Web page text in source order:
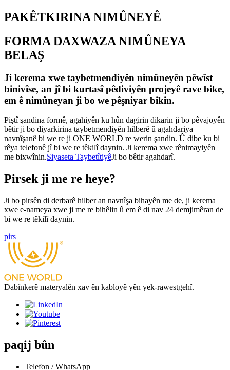
PAKÊTKIRINA NIMÛNEYÊ
FORMA DAXWAZA NIMÛNEYA
BELAŞ
Ji kerema xwe taybetmendiyên nimûneyên pêwîst
binivîse, an jî bi kurtasî pêdiviyên projeyê rave bike,
em ê nimûneyan ji bo we pêşniyar bikin.
Piştî şandina formê, agahiyên ku hûn dagirin dikarin ji bo pêvajoyên
bêtir ji bo diyarkirina taybetmendiyên hilberê û agahdariya
navnîşanê bi we re ji ONE WORLD re werin şandin. Û dibe ku bi
rêya telefonê jî bi we re têkilî daynin. Ji kerema xwe rênimayiyên
me bixwînin.Siyaseta TaybetîtiyêJi bo bêtir agahdarî.
Pirsek ji me re heye?
Ji bo pirsên di derbarê hilber an navnîşa bihayên me de, ji kerema
xwe e-nameya xwe ji me re bihêlin û em ê di nav 24 demjimêran de
bi we re têkilî daynin.
pirs
Dabînkerê materyalên xav ên kabloyê yên yek-rawestgehî.
paqij bûn
Telefon / WhatsApp